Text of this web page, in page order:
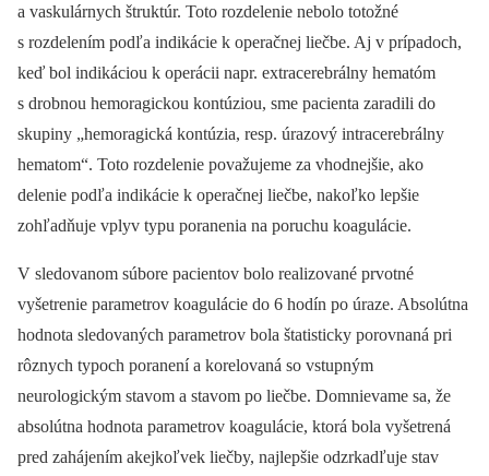
a vaskulárnych štruktúr. Toto rozdelenie nebolo totožné
s rozdelením podľa indikácie k operačnej liečbe. Aj v prípadoch,
keď bol indikáciou k operácii napr. extracerebrálny hematóm
s drobnou hemoragickou kontúziou, sme pacienta zaradili do
skupiny „hemoragická kontúzia, resp. úrazový intracerebrálny
hematom“. Toto rozdelenie považujeme za vhodnejšie, ako
delenie podľa indikácie k operačnej liečbe, nakoľko lepšie
zohľadňuje vplyv typu poranenia na poruchu koagulácie.
V sledovanom súbore pacientov bolo realizované prvotné
vyšetrenie parametrov koagulácie do 6 hodín po úraze. Absolútna
hodnota sledovaných parametrov bola štatisticky porovnaná pri
rôznych typoch poranení a korelovaná so vstupným
neurologickým stavom a stavom po liečbe. Domnievame sa, že
absolútna hodnota parametrov koagulácie, ktorá bola vyšetrená
pred zahájením akejkoľvek liečby, najlepšie odzrkadľuje stav